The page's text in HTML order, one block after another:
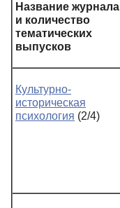
Название журнала
и количество
тематических
выпусков
Культурно-
историческая
психология (2/4)